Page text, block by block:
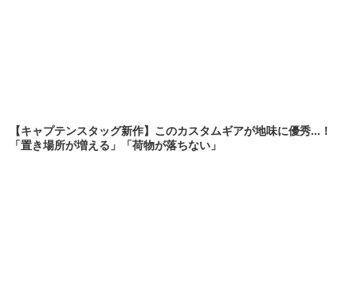
【キャプテンスタッグ新作】このカスタムギアが地味に優秀…！
「置き場所が増える」「荷物が落ちない」